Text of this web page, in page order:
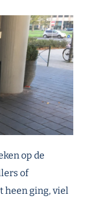
op de
of
heen ging, viel